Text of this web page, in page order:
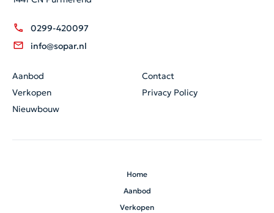
0299-420097
info@sopar.nl
Aanbod
Verkopen
Nieuwbouw
Contact
Privacy Policy
Home
Aanbod
Verkopen